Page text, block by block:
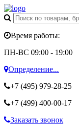
Время работы:
ПН-ВС 09:00 - 19:00
Определение...
+7 (495) 979-28-25
+7 (499) 400-00-17
Заказать звонок